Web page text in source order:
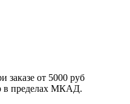
заказе от 5000 руб
в пределах МКАД.